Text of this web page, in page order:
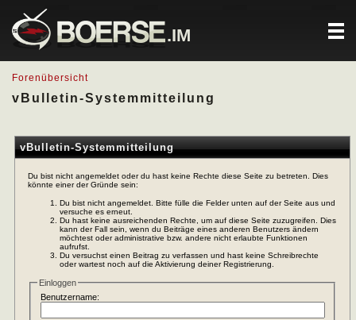
.IM
Forenübersicht
vBulletin-Systemmitteilung
vBulletin-Systemmitteilung
Du bist nicht angemeldet oder du hast keine Rechte diese Seite zu betreten. Dies
könnte einer der Gründe sein:
Du bist nicht angemeldet. Bitte fülle die Felder unten auf der Seite aus und
versuche es erneut.
Du hast keine ausreichenden Rechte, um auf diese Seite zuzugreifen. Dies
kann der Fall sein, wenn du Beiträge eines anderen Benutzers ändern
möchtest oder administrative bzw. andere nicht erlaubte Funktionen
aufrufst.
Du versuchst einen Beitrag zu verfassen und hast keine Schreibrechte
oder wartest noch auf die Aktivierung deiner Registrierung.
Einloggen
Benutzername: